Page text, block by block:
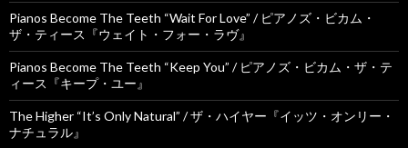
Pianos Become The Teeth “Wait For Love” / ピアノズ・ビカム・
ザ・ティース『ウェイト・フォー・ラヴ』
Pianos Become The Teeth “Keep You” / ピアノズ・ビカム・ザ・テ
ィース『キープ・ユー』
The Higher “It’s Only Natural” / ザ・ハイヤー『イッツ・オンリー・
ナチュラル』